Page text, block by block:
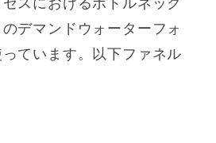
デマンドウォーターフォ
ています。以下ファネル